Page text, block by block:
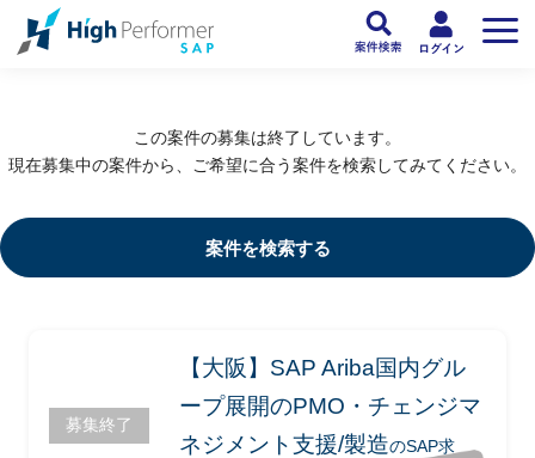
この案件の募集は終了しています。
現在募集中の案件から、ご希望に合う案件を検索してみてください。
案件を検索する
募集終了
【大阪】SAP Ariba国内グル
ープ展開のPMO・チェンジマ
ネジメント支援/製造のSAP求